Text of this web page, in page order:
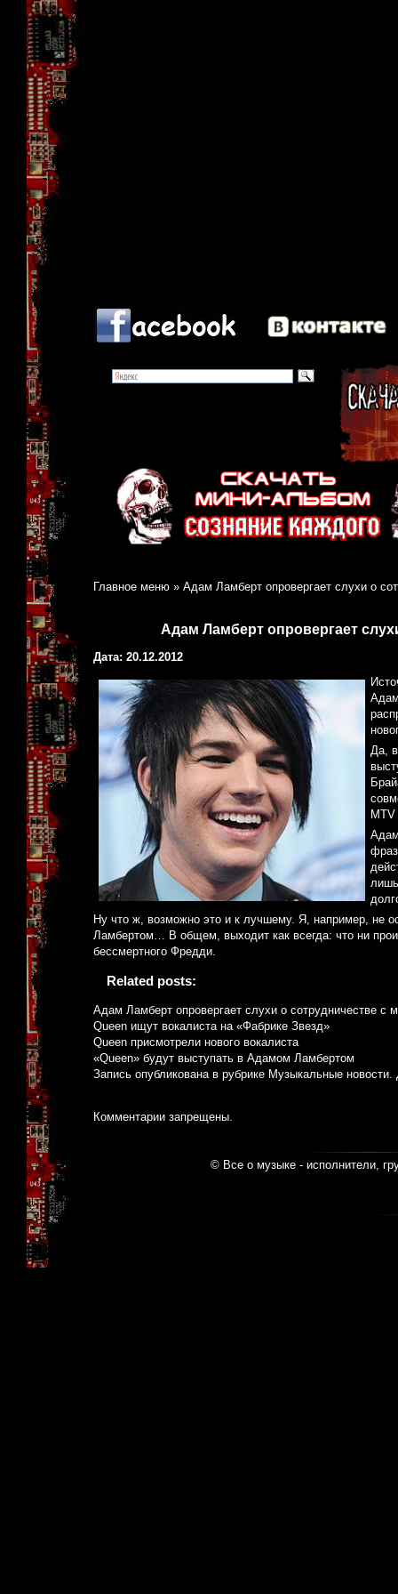
Главное меню » Адам Ламберт опровергает слухи о
Адам Ламберт опровергает
Дата: 20.12.2012
Да,
Ну что ж, возможно это и к лучшему. Я, например, не
Ламбертом… В общем, выходит как всегда: что ни
бессмертного Фредди.
Related posts:
Адам Ламберт опровергает слухи о сотрудничестве с
Queen ищут вокалиста на «Фабрике Звезд»
Queen присмотрели нового вокалиста
«Queen» будут выступать в Адамом Ламбертом
Запись опубликована в рубрике Музыкальные новости.
Комментарии запрещены.
© Все о музыке - исполнители,